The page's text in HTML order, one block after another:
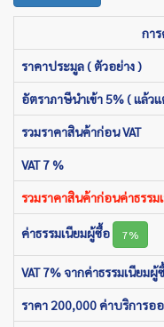
กา
ราคาประมูล ( ตัวอย่าง )
อัตราภาษีนำเข้า 5% ( แล้ว
รวมราคาสินค้าก่อน VAT
VAT 7 %
รวมราคาสินค้าก่อนค่าธรรม
ค่าธรรมเนียมผู้ซื้อ 7%
VAT 7% จากค่าธรรมเนียมผู้
ราคา 200,000 ค่าบริการอ